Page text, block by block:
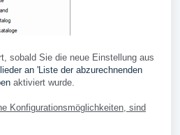
sobald Sie die neue Einstellung aus
an 'Liste der abzurechnenden
aktiviert wurde.
Konfigurationsmöglichkeiten, sind